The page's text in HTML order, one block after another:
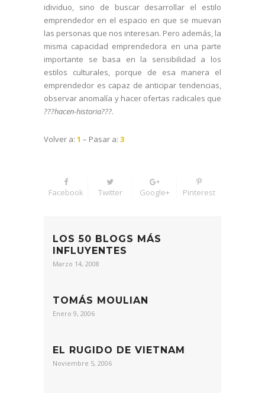
idividuo, sino de buscar desarrollar el estilo
emprendedor en el espacio en que se muevan
las personas que nos interesan. Pero además, la
misma capacidad emprendedora en una parte
importante se basa en la sensibilidad a los
estilos culturales, porque de esa manera el
emprendedor es capaz de anticipar tendencias,
observar anomalía y hacer ofertas radicales que
???hacen-historia???.
Volver a: 1 – Pasar a: 3
Facebook Twitter Google+ Pinterest
LOS 50 BLOGS MÁS
INFLUYENTES
Marzo 14, 2008
TOMÁS MOULIAN
Enero 9, 2006
EL RUGIDO DE VIETNAM
Noviembre 5, 2006